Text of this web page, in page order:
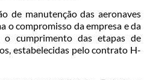
de manutenção das aeronaves
o compromisso da empresa e da
o cumprimento das etapas de
estabelecidas pelo contrato H-